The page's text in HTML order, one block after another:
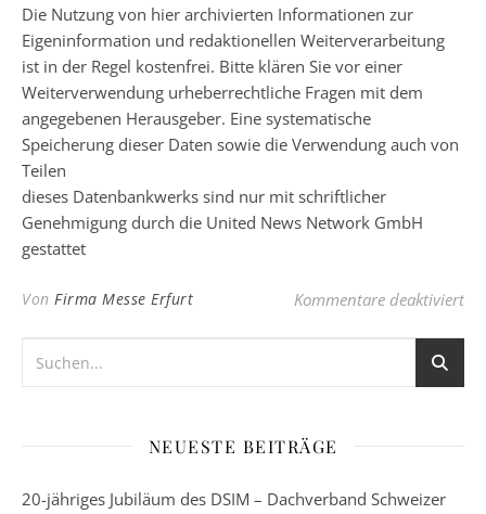
Die Nutzung von hier archivierten Informationen zur
Eigeninformation und redaktionellen Weiterverarbeitung
ist in der Regel kostenfrei. Bitte klären Sie vor einer
Weiterverwendung urheberrechtliche Fragen mit dem
angegebenen Herausgeber. Eine systematische
Speicherung dieser Daten sowie die Verwendung auch von
Teilen
dieses Datenbankwerks sind nur mit schriftlicher
Genehmigung durch die United News Network GmbH
gestattet
Von Firma Messe Erfurt Kommentare deaktiviertfür
NEUESTE BEITRÄGE
20-jähriges Jubiläum des DSIM – Dachverband Schweizer